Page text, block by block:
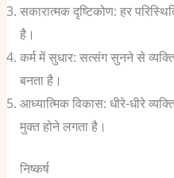
सकारात्मक दृष्टिकोण: हर
है।
कर्म में सुधार: सत्संग सुनने से
बनता है।
आध्यात्मिक विकास: धीरे-धीरे
मुक्त होने लगता है।
निष्कर्ष